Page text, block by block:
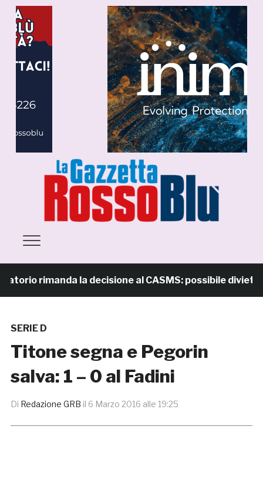
rimanda la decisione al CASMS: possibile divieto
SERIE D
Titone segna e Pegorin
salva: 1 – 0 al Fadini
Di Redazione GRB il 6 Marzo 2016 alle 19:25